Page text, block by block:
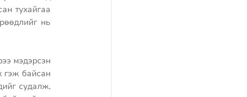
тухайгаа
нь
мэдэрсэн
гэж байсан
судалж,